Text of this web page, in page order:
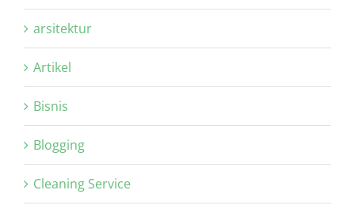
arsitektur
Artikel
Bisnis
Blogging
Cleaning Service